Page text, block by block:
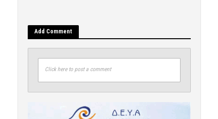
Add Comment
Click here to post a comment